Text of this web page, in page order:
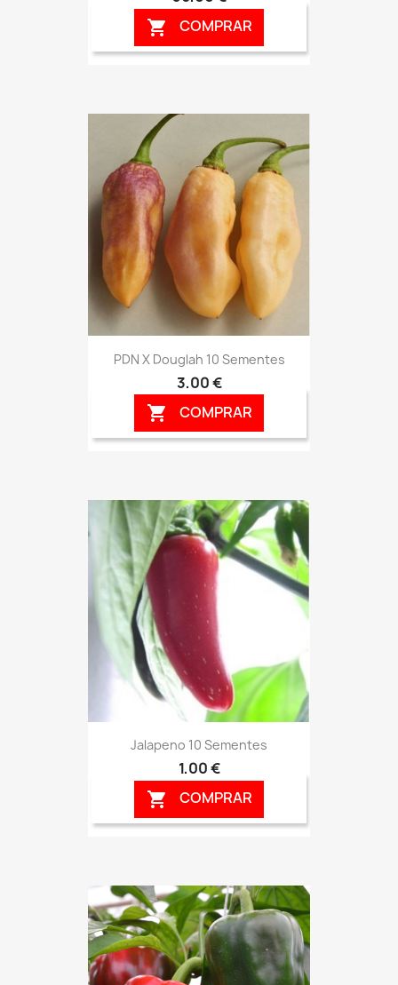
 COMPRAR
PDN X Douglah 10 Sementes
3,00 €
 COMPRAR
Jalapeno 10 Sementes
1,00 €
 COMPRAR